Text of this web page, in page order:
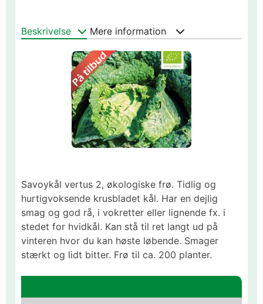
Beskrivelse Mere information
Savoykål vertus 2, økologiske frø. Tidlig og
hurtigvoksende krusbladet kål. Har en dejlig
smag og god rå, i vokretter eller lignende fx. i
stedet for hvidkål. Kan stå til ret langt ud på
vinteren hvor du kan høste løbende. Smager
stærkt og lidt bitter. Frø til ca. 200 planter.